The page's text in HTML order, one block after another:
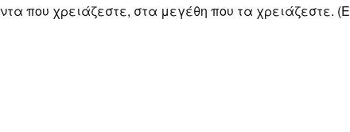
που χρειάζεστε, στα μεγέθη που τα χρειάζεστε.